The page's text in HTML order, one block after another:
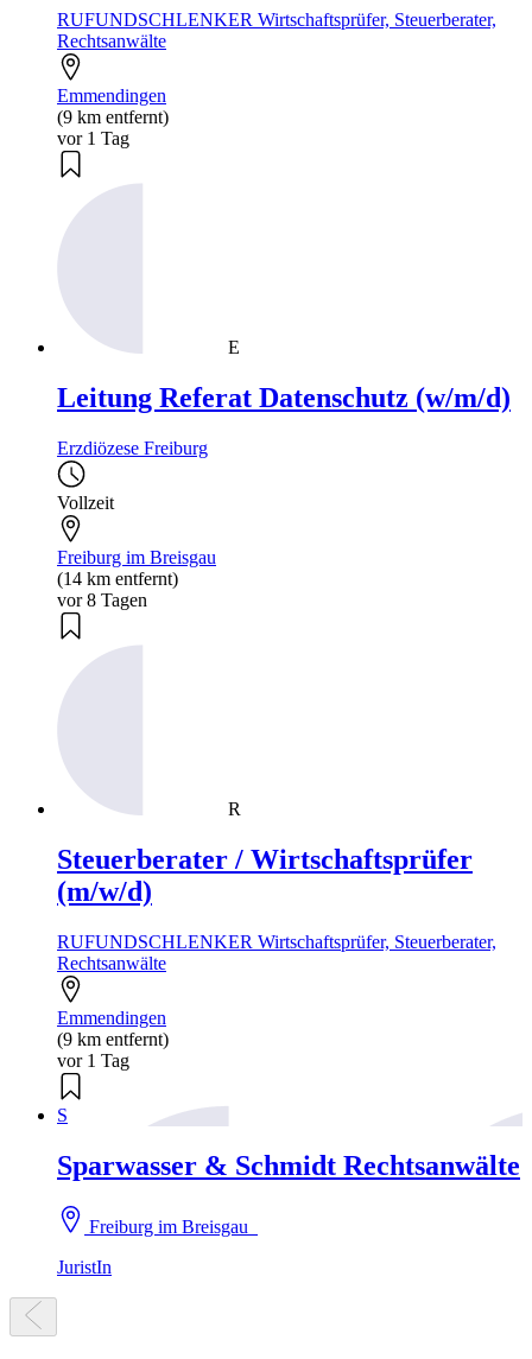
RUFUNDSCHLENKER Wirtschaftsprüfer, Steuerberater,
Rechtsanwälte
Emmendingen
(9 km entfernt)
vor 1 Tag
E
Leitung Referat Datenschutz (w/m/d)
Erzdiözese Freiburg
Vollzeit
Freiburg im Breisgau
(14 km entfernt)
vor 8 Tagen
R
Steuerberater / Wirtschaftsprüfer
(m/w/d)
RUFUNDSCHLENKER Wirtschaftsprüfer, Steuerberater,
Rechtsanwälte
Emmendingen
(9 km entfernt)
vor 1 Tag
S
Sparwasser & Schmidt Rechtsanwälte
Freiburg im Breisgau
JuristIn